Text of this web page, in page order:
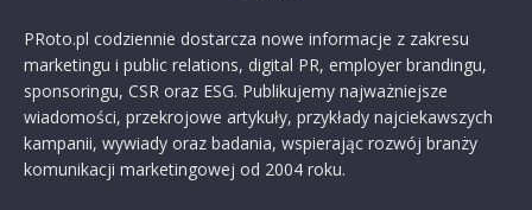
PRoto.pl codziennie dostarcza nowe informacje z zakresu
marketingu i public relations, digital PR, employer brandingu,
sponsoringu, CSR oraz ESG. Publikujemy najważniejsze
wiadomości, przekrojowe artykuły, przykłady najciekawszych
kampanii, wywiady oraz badania, wspierając rozwój branży
komunikacji marketingowej od 2004 roku.